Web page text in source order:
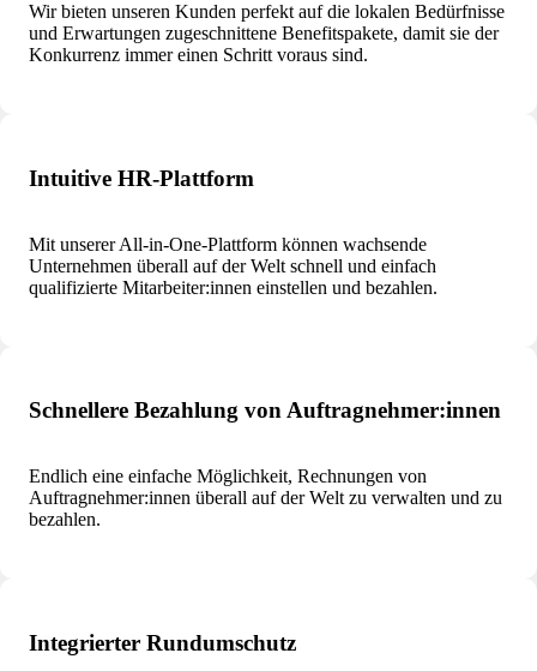
Wir bieten unseren Kunden perfekt auf die lokalen Bedürfnisse
und Erwartungen zugeschnittene Benefitspakete, damit sie der
Konkurrenz immer einen Schritt voraus sind.
Intuitive HR-Plattform
Mit unserer All-in-One-Plattform können wachsende
Unternehmen überall auf der Welt schnell und einfach
qualifizierte Mitarbeiter:innen einstellen und bezahlen.
Schnellere Bezahlung von Auftragnehmer:innen
Endlich eine einfache Möglichkeit, Rechnungen von
Auftragnehmer:innen überall auf der Welt zu verwalten und zu
bezahlen.
Integrierter Rundumschutz